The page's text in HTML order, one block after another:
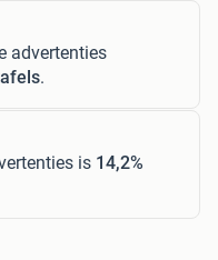
advertenties
.
is 14,2%